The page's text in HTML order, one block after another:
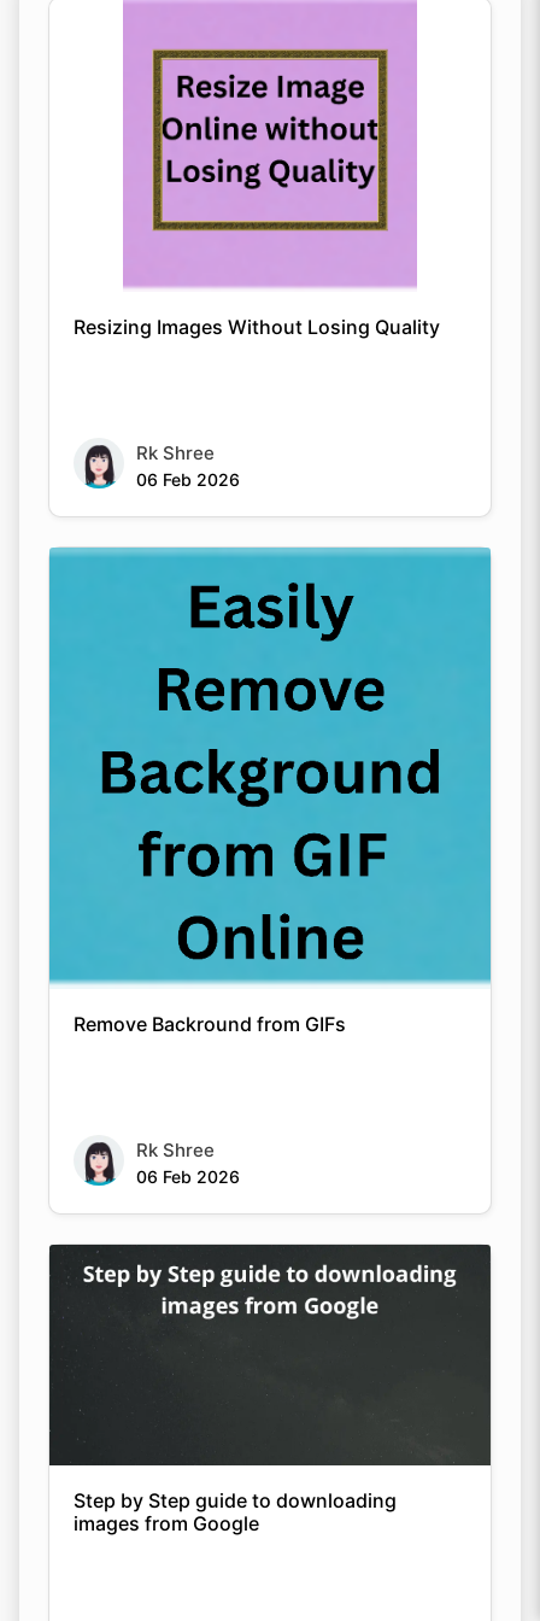
Resizing Images Without Losing Quality
Rk Shree
06 Feb 2026
Remove Backround from GIFs
Rk Shree
06 Feb 2026
Step by Step guide to downloading
images from Google